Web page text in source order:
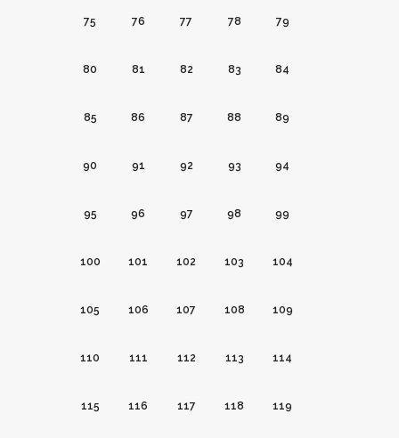
75 76 77 78 79
80 81 82 83 84
85 86 87 88 89
90 91 92 93 94
95 96 97 98 99
100 101 102 103 104
105 106 107 108 109
110 111 112 113 114
115 116 117 118 119